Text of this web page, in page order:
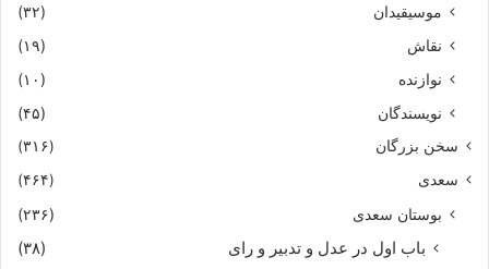
موسیقیدان
(۳۲)
نقاش
(۱۹)
نوازنده
(۱۰)
نویسندگان
(۴۵)
سخن بزرگان
(۳۱۶)
سعدی
(۴۶۴)
بوستان سعدی (۲۳۶)
باب اول در عدل و تدبیر و رای
(۳۸)